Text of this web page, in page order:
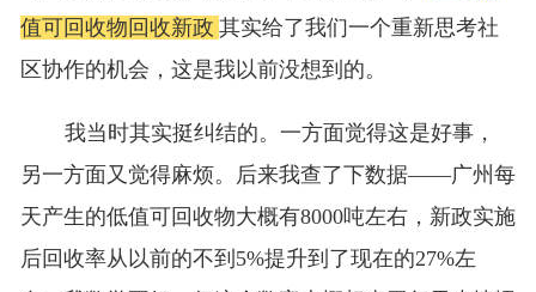
值可回收物回收新政 其实给了我们一个重新思考社
区协作的机会，这是我以前没想到的。
我当时其实挺纠结的。一方面觉得这是好事，
另一方面又觉得麻烦。后来我查了下数据——广州每
天产生的低值可回收物大概有8000吨左右，新政实施
后回收率从以前的不到5%提升到了现在的27%左